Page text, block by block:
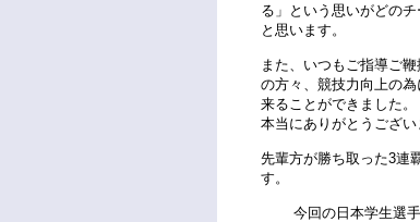
る」という思いがどの
と思います。
また、いつもご指導ご
の方々、競技力向上の
来ることができました。
本当にありがとうござい
先輩方が勝ち取った3連
す。
今回の日本学生選